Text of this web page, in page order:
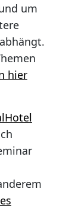
um
hier